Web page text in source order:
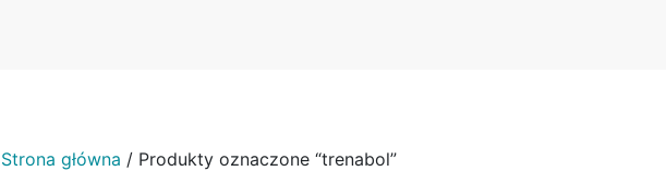
Strona główna / Produkty oznaczone “trenabol”